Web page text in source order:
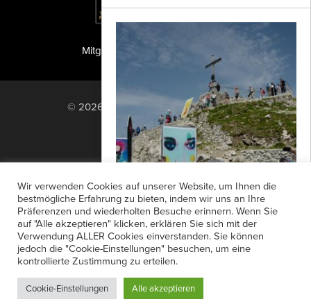
Wunderbares Wiedersehen
Oberstdorf lud ein, und die Fotogipfel-
Familie kam zusammen: In diesem Jahr
feierte der Oberstdorfer Fotogipfel sein
elftes...
PF Publishing GmbH
Mitglied der TIPA
© 2026 PF Publishing GmbH. All rights
reserved.
Nach oben
Anzeigensuche
Shop
Zahlungsarten
Widerrufsbelehrung
Datenschutz
AGB
Newsletter-Anmeldung
Verträge hier kündigen
Mein Account
Passwort vergessen
Wir verwenden Cookies auf unserer Website, um Ihnen die
bestmögliche Erfahrung zu bieten, indem wir uns an Ihre
Präferenzen und wiederholten Besuche erinnern. Wenn Sie
auf "Alle akzeptieren" klicken, erklären Sie sich mit der
Verwendung ALLER Cookies einverstanden. Sie können
jedoch die "Cookie-Einstellungen" besuchen, um eine
kontrollierte Zustimmung zu erteilen.
Cookie-Einstellungen Alle akzeptieren